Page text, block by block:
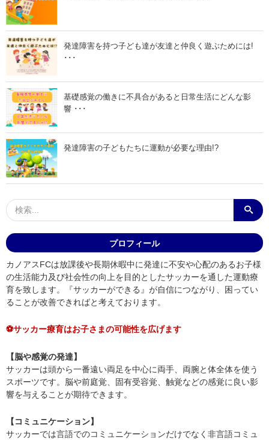
発達障害を持つ子ども達が友達と仲良く遊ぶためには!
･･･
基礎感覚の働きに不具合があると日常生活にどんな影
響 ･･･
発達障害の子どもたちに運動が必要な理由!?
プロフィール
カノアスFCは放課後や長期休暇中に発達に不安や心配のあるお子様
の生活能力及び社会性の向上を目的としたサッカーを通した運動療
育を致します。『サッカーができる』が自信につながり、困ってい
ることが改善できればと考えております。
⚽サッカー療育はお子さまの可能性を広げます
【脳や感覚の発達】
サッカーは頭から一番遠い両足を中心に両手、両腕と体全体を使う
スポーツです。脳や前庭覚、固有受容覚、触覚などの感覚に良い影
響を与えることが期待できます。
【コミュニケーション】
​サッカーでは言語でのコミュニケーションだけでなく非言語コミュ